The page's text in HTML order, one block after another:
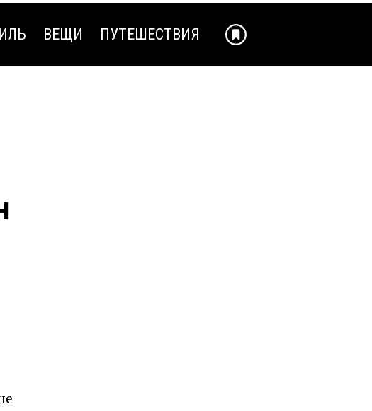
ВЕЩИ ПУТЕШЕСТВИЯ